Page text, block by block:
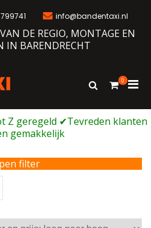
info@bandentaxi.nl
DE REGIO, MONTAGE EN
IN BARENDRECHT
Bandengarage met eigen webshop
Toon
0
voor
filter